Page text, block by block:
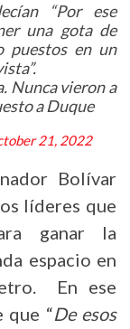
“Por ese
una gota de
puestos en un
Nunca vieron a
a Duque
21, 2022
Bolívar
líderes que
ganar la
espacio en
En ese
que “De esos